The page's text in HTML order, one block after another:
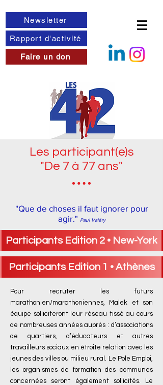
Newsletter
Rapport d'activité
Faire un don
Les participant(e)s
"De 7 à 77 ans"
"Que de choses il faut ignorer pour
agir." Paul Valéry
Participants Edition 2 • New-York
Participants Edition 1 • Athènes
Pour recruter les futurs
marathonien/marathoniennes, Malek et son
équipe solliciteront leur réseau tissé au cours
de nombreuses années auprès : d’associations
de quartiers, d’éducateurs et autres
travailleurs sociaux en étroite relation avec les
jeunes des villes ou milieu rural. Le Pole Emploi,
les organismes de formation des communes
concernées seront également sollicités. Le